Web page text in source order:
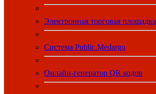
Электронная торговая площадка
Система Public.Medargo
Онлайн-генератор QR кодов